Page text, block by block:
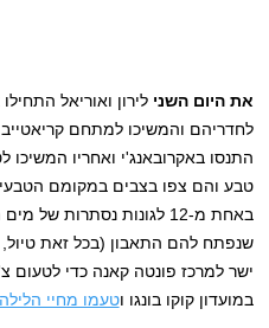
את היום השני לירון ואוריאל
התנסו באקרובאנג'י ואחריו המשיכו
טבע והם צפו בצבים במקומם הטבעי,
באחת מ-12 לגונות נסתרות
שנפתח להם התאבון (בכל זאת טיול,
ישר למרכז פונטה קאנה כדי לטעום
במועדון קוקו בונגו וטעמו מחיי